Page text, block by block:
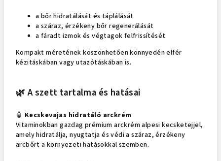
a bőr hidratálását és táplálását
a száraz, érzékeny bőr regenerálását
a fáradt izmok és végtagok felfrissítését
Kompakt méretének köszönhetően könnyedén elfér
kézitáskában vagy utazótáskában is.
🌿 A szett tartalma és hatásai
🧴 Kecskevajas hidratáló arckrém
Vitaminokban gazdag prémium arckrém alpesi kecsketejjel,
amely hidratálja, nyugtatja és védi a száraz, érzékeny
arcbőrt a környezeti hatásokkal szemben.